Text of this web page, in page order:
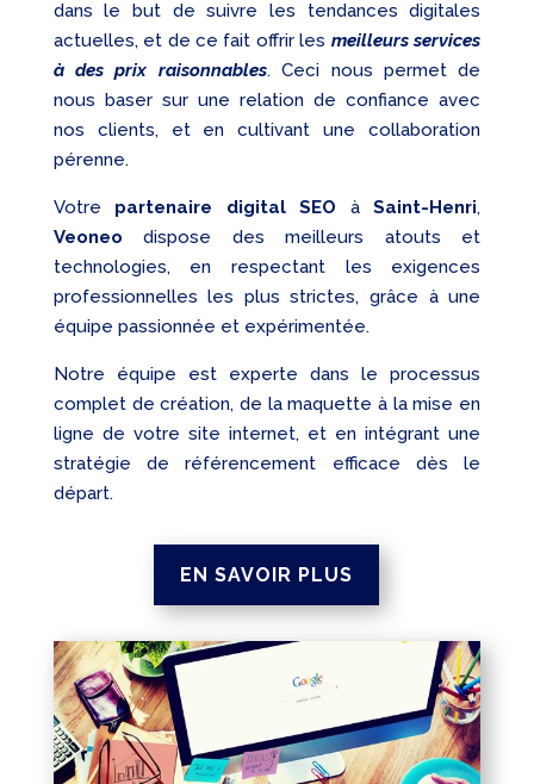
dans le but de suivre les tendances digitales
actuelles, et de ce fait offrir les meilleurs services
à des prix raisonnables. Ceci nous permet de
nous baser sur une relation de confiance avec
nos clients, et en cultivant une collaboration
pérenne.
Votre partenaire digital SEO àSaint-Henri,
Veoneo dispose des meilleurs atouts et
technologies, en respectant les exigences
professionnelles les plus strictes, grâce à une
équipe passionnée et expérimentée.
Notre équipe est experte dans le processus
complet de création, de la maquette à la mise en
ligne de votre site internet, et en intégrant une
stratégie de référencement efficace dès le
départ.
EN SAVOIR PLUS